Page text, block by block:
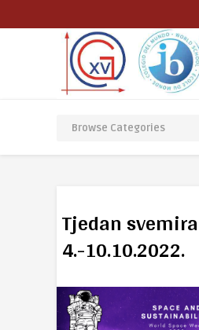
Tjedan svemira
4.-10.10.2022.